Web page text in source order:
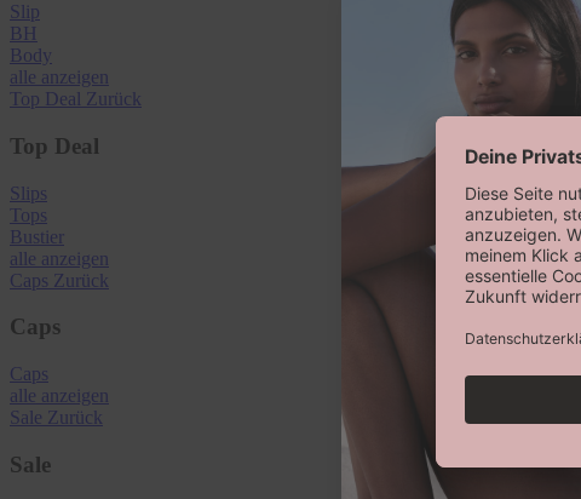
Slip
BH
Body
alle anzeigen
Top Deal Zurück
Top Deal
Slips
Tops
Bustier
alle anzeigen
Caps Zurück
Caps
Caps
alle anzeigen
Sale Zurück
Sale